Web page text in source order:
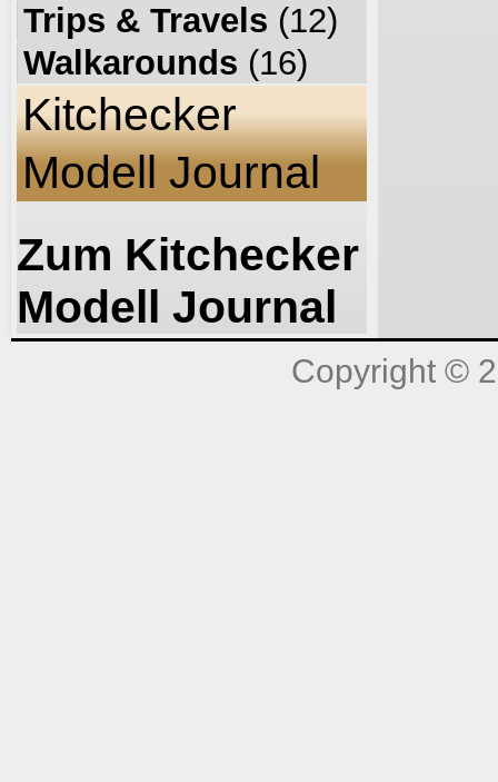
Trips & Travels (12)
Walkarounds (16)
Kitchecker
Modell Journal
Zum Kitchecker
Modell Journal
Copyright ©